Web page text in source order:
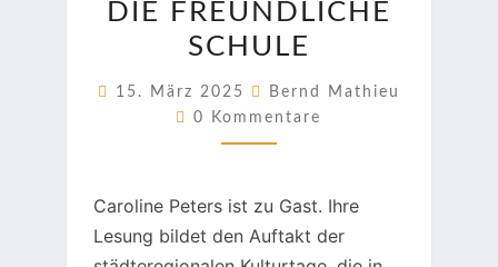
FREUNDLICHE
SCHULE
DIE FREUNDLICHE
SCHULE
15. März 2025
Bernd Mathieu
Kommentare
0 Kommentare
Caroline Peters ist zu Gast. Ihre
Lesung bildet den Auftakt der